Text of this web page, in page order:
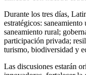
Durante los tres días,
estratégicos:
saneamiento rural;
participación privada;
turismo, biodiversidad y
Las discusiones estarán